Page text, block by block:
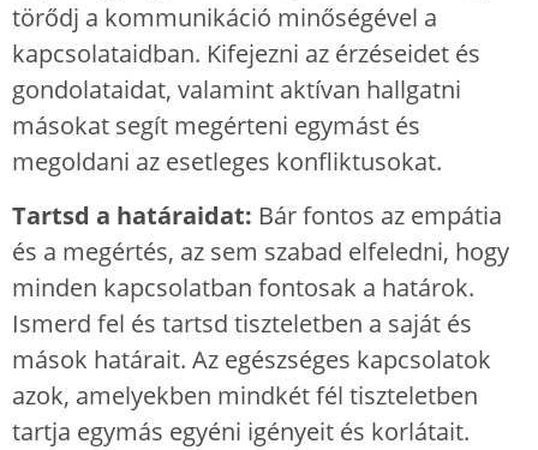
törődj a kommunikáció minőségével a
kapcsolataidban. Kifejezni az érzéseidet és
gondolataidat, valamint aktívan hallgatni
másokat segít megérteni egymást és
megoldani az esetleges konfliktusokat.
Tartsd a határaidat: Bár fontos az empátia
és a megértés, az sem szabad elfeledni, hogy
minden kapcsolatban fontosak a határok.
Ismerd fel és tartsd tiszteletben a saját és
mások határait. Az egészséges kapcsolatok
azok, amelyekben mindkét fél tiszteletben
tartja egymás egyéni igényeit és korlátait.